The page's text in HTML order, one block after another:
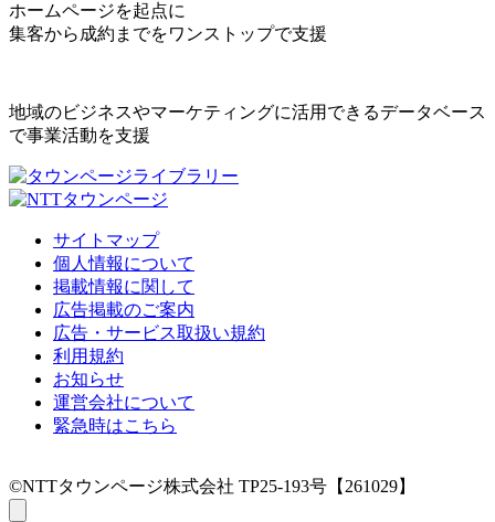
ホームページを起点に
集客から成約までをワンストップで支援
地域のビジネスやマーケティングに活用できるデータベース
で事業活動を支援
サイトマップ
個人情報について
掲載情報に関して
広告掲載のご案内
広告・サービス取扱い規約
利用規約
お知らせ
運営会社について
緊急時はこちら
©NTTタウンページ株式会社 TP25-193号【261029】